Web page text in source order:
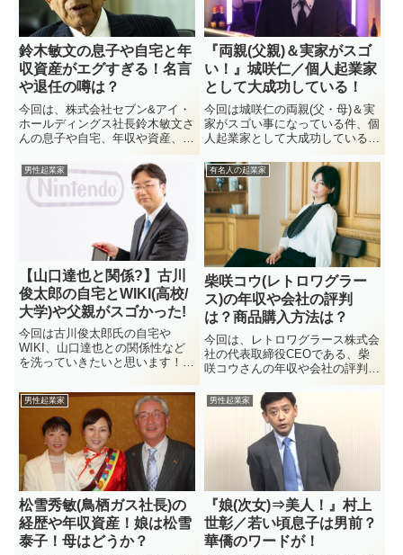
鈴木敏文の息子や自宅と年
収資産がエグすぎる！名言
や退任の噂は？
今回は、株式会社セブン&アイ・
ホールディングス社長鈴木敏文さ
んの息子や自宅、年収や資産、名
言や退任の噂についてなど見てい
きたいと思います。あなたはセブ
ンイレブンの社長である鈴木敏文
さんをご存知ですかな？毎日コン
ビニを利用しますか？おそらく
『両親(父親)＆実家がスゴ
い！』城咲仁／個人起業家
として大成功している！
今回は城咲仁の両親(父・母)＆実
家がスゴい事になっている件、個
人起業家として大成功している事
について調査していきたいと思い
ます！城咲仁の実家は父親の岡山
実氏が古き良き中華屋を営んでお
り、そこではYouTube等で大バズ
りしているんです！それに彼の母
親はメディアに一切出て来ないの
で、かなり謎な部分ではあるんで
すが、彼自身現時点で個人起業家
として大成している姿を見ると両
親も心底喜んでいることでしょう
ね。ではなぜ、父親のお店が
SNSやユーチューブでこれ程ま
で話題になっているのか？単に彼
自身が、元有名ホストだったから
とは全く違う理由で父親のお店が
バズってるのとは訳が違うようで
すね。今回はそのへんの人気の秘
密や両親はどのような人柄だった
のか？について見ていこうと思い
男性起業家
【山口達也と関係?】古川
俊太郎の自宅とWIKI(高校/
大学)や父親がスゴかった!
今回は古川俊太郎氏の自宅や
WIKI、山口達也との関係性など
を洗っていきたいと思います！古
は優秀だったことは存じ上げてい
ますが、父親の存在も実は大きか
ったことはあまり公にされていま
せん。そこで、古川俊太郎の家族
関係などの家系図、彼の自宅が想
像するだけでどれほど豪邸なの
か？またなぜ山口達也とリンクす
る噂があるのか？
有名人の起業家
柴咲コウ(レトロワグラー
ス)の年収や会社の評判
は？商品購入方法は？
今回は、レトロワグラース株式会
社の代表取締役CEOである、柴
咲コウさんの年収や会社の評判、
商品購入方法についてなど見てい
きたいと思います。あなたは柴咲
コウさんの会社レトロワグラーズ
を知っていますか？ 柴咲コウさ
んに関してはあまり嫌いな人は
男性起業家
松雪秀敏(鳥栖ガス社長)の
経歴や年収資産！娘は松雪
泰子！母はどうか？
男性起業家
『娘(次女)⇒美人！』村上
世彰／若い頃息子は男前？
華僑のワードが！